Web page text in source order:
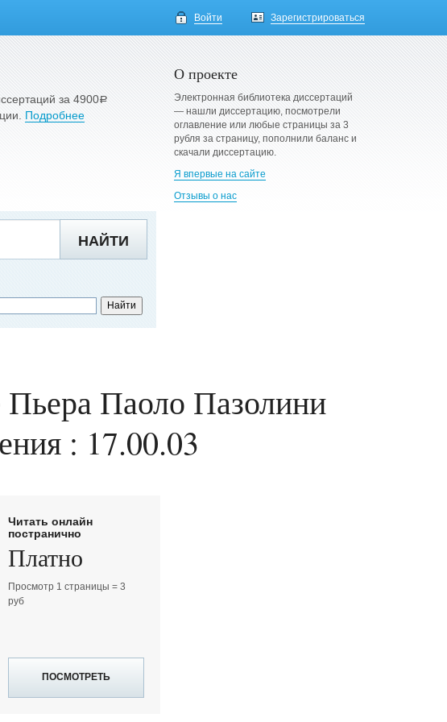
Войти Зарегистрироваться
за 4900a
Подробнее
О проекте
Электронная библиотека диссертаций
— нашли диссертацию, посмотрели
оглавление или любые страницы за 3
рубля за страницу, пополнили баланс и
скачали диссертацию.
Я впервые на сайте
Отзывы о нас
НАЙТИ
Пьера Паоло Пазолини
: 17.00.03
Читать онлайн
постранично
Платно
Просмотр 1 страницы = 3
руб
ПОСМОТРЕТЬ